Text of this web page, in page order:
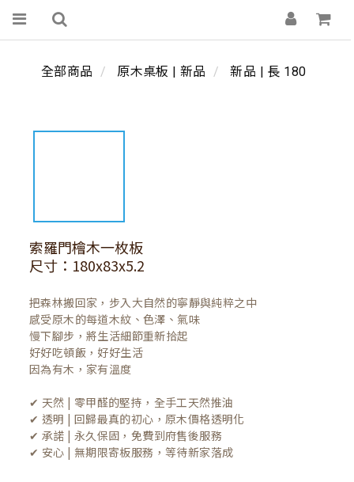
全部商品 原木桌板 | 新品 新品 | 長 180
索羅門檜木一枚板
尺寸：180x83x5.2
把森林搬回家，步入大自然的寧靜與純粹之中
感受原木的每道木紋、色澤、氣味
慢下腳步，將生活細節重新拾起
好好吃頓飯，好好生活
因為有木，家有溫度
✔ 天然 | 零甲醛的堅持，全手工天然推油
✔ 透明 | 回歸最真的初心，原木價格透明化
✔ 承諾 | 永久保固，免費到府售後服務
✔ 安心 | 無期限寄板服務，等待新家落成